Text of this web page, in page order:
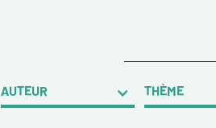
AUTEUR THÈME